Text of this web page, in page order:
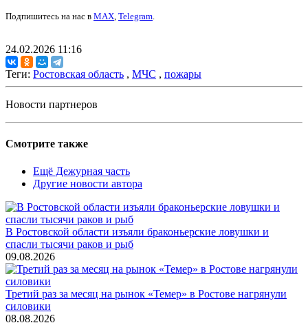
Подпишитесь на нас в MAX, Telegram.
24.02.2026 11:16
Теги: Ростовская область , МЧС , пожары
Новости партнеров
Смотрите также
Ещё Дежурная часть
Другие новости автора
В Ростовской области изъяли браконьерские ловушки и
спасли тысячи раков и рыб
09.08.2026
Третий раз за месяц на рынок «Темер» в Ростове нагрянули
силовики
08.08.2026